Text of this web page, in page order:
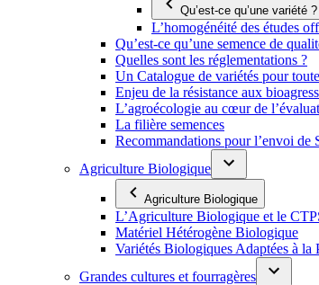
Qu’est-ce qu’une variété ?
L’homogénéité des études
Qu’est-ce qu’une semence de
Quelles sont les réglementations ?
Un Catalogue de variétés pour
Enjeu de la résistance aux
L’agroécologie au cœur de
La filière semences
Recommandations pour l’envoi de
Agriculture Biologique
Agriculture Biologique
L’Agriculture Biologique et le
Matériel Hétérogène Biologique
Variétés Biologiques Adaptées à
Grandes cultures et fourragères